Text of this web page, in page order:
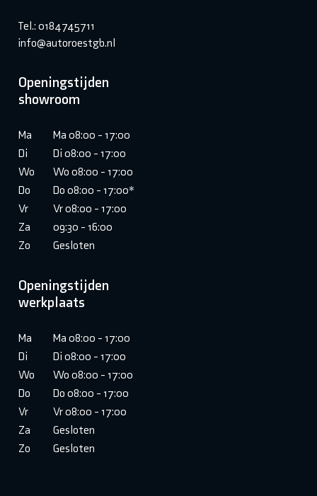
Tel.: 0184745711
info@autoroestgb.nl
Openingstijden
showroom
Ma
Ma 08:00 - 17:00
Di
Di 08:00 - 17:00
Wo
Wo 08:00 - 17:00
Do
Do 08:00 - 17:00*
Vr
Vr 08:00 - 17:00
Za
09:30 - 16:00
Zo
Gesloten
Openingstijden
werkplaats
Ma
Ma 08:00 - 17:00
Di
Di 08:00 - 17:00
Wo
Wo 08:00 - 17:00
Do
Do 08:00 - 17:00
Vr
Vr 08:00 - 17:00
Za
Gesloten
Zo
Gesloten